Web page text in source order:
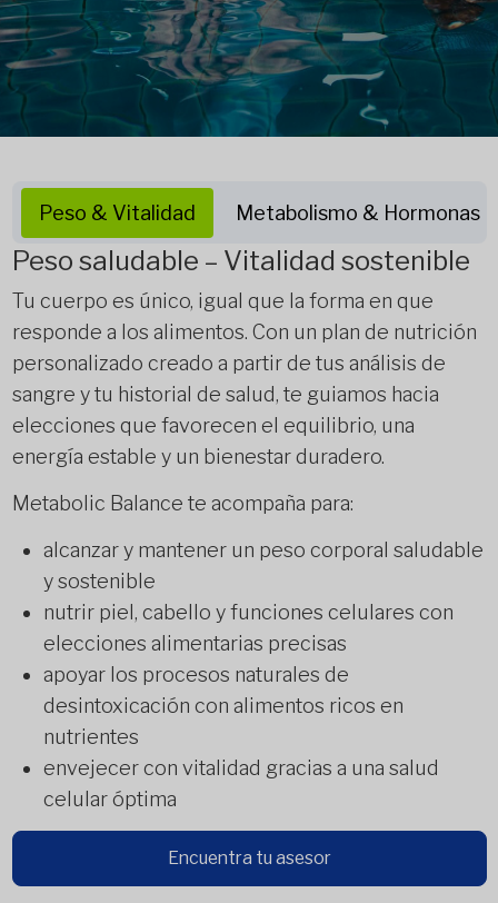
Peso & Vitalidad Metabolismo & Hormonas
Peso saludable – Vitalidad sostenible
Tu cuerpo es único, igual que la forma en que
responde a los alimentos. Con un plan de nutrición
personalizado creado a partir de tus análisis de
sangre y tu historial de salud, te guiamos hacia
elecciones que favorecen el equilibrio, una
energía estable y un bienestar duradero.
Metabolic Balance te acompaña para:
alcanzar y mantener un peso corporal saludable
y sostenible
nutrir piel, cabello y funciones celulares con
elecciones alimentarias precisas
apoyar los procesos naturales de
desintoxicación con alimentos ricos en
nutrientes
envejecer con vitalidad gracias a una salud
celular óptima
Encuentra tu asesor